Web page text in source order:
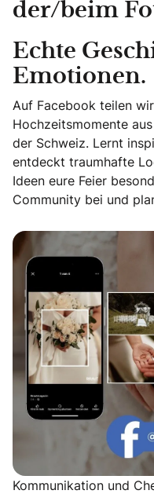
der/beim
Echte
Emotionen.
Auf Facebook teilen
Hochzeitsmomente
der Schweiz. Lernt
entdeckt traumhafte
Ideen eure Feier
Community bei und
Echte Geschichten.
Kommunikation und